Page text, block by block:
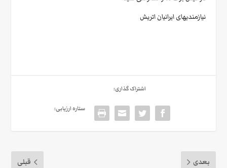
نیازمندیهای ایرانیان اتریش
اشتراک گذاری:
ستاره ارزیابی:
قبلی بعدی